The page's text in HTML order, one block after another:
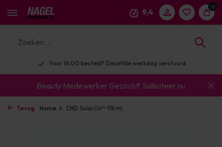
9,4
0
Voor 16:00 besteld? Dezelfde werkdag verstuurd
Beauty Medewerker Gezocht! Solliciteer nu
Terug Home CND SolarOil™ 118 ml